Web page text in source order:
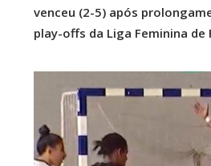
venceu (2-5) após
play-offs da Liga Feminina de